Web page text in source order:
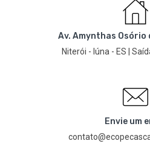
Av. Amynthas Osório
Niterói - Iúna - ES |
Envie um